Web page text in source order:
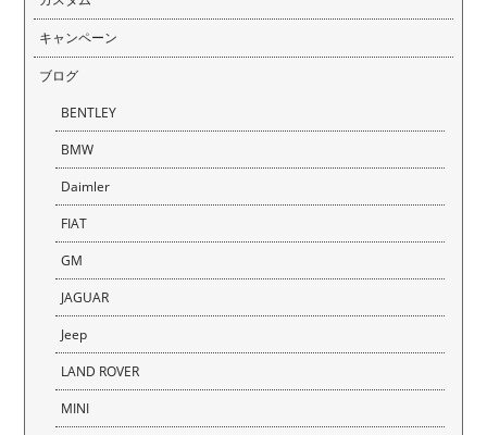
キャンペーン
ブログ
BENTLEY
BMW
Daimler
FIAT
GM
JAGUAR
Jeep
LAND ROVER
MINI